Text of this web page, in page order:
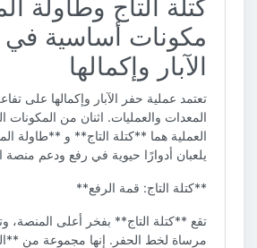
كتلة التاج وطاولة
مكونات أساسية في
الآبار وإكمالها
تعتمد عملية حفر الآبار وإكمالها على
المعدات والعمليات. اثنان من المكونات
العملية هما **كتلة التاج** و **طاولة
يلعبان أدوارًا حيوية في رفع ودعم منصة
**كتلة التاج: قمة الرفع**
تقع **كتلة التاج** بفخر أعلى المنصة،
مرساة لخط الحفر. إنها مجموعة من